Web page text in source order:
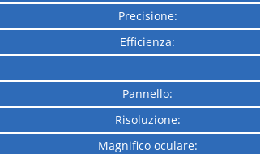
Precisione:
Efficienza:
Pannello:
Risoluzione:
Magnifico oculare: